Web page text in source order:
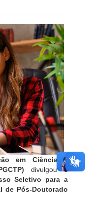
em Ciência e
divulgou o
Seletivo para a
de Pós-Doutorado